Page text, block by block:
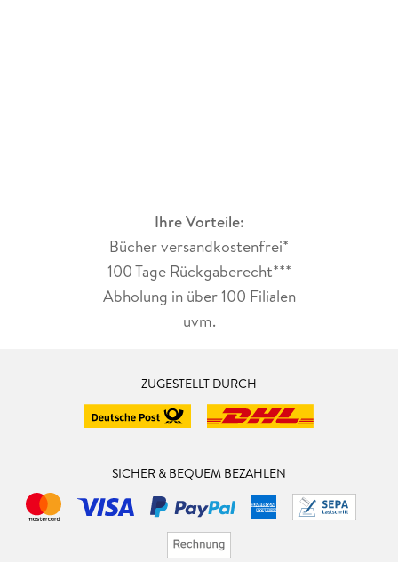
Ihre Vorteile:
Bücher versandkostenfrei*
100 Tage Rückgaberecht***
Abholung in über 100 Filialen
uvm.
ZUGESTELLT DURCH
SICHER & BEQUEM BEZAHLEN